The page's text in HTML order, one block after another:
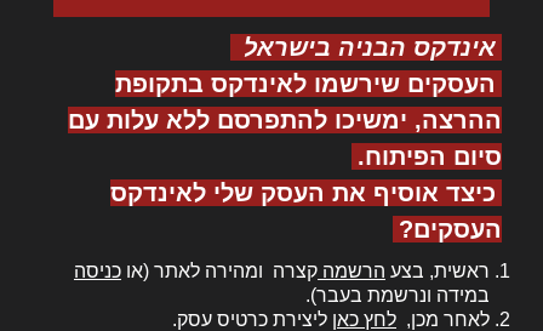
אינדקס הבניה בישראל
העסקים שירשמו לאינדקס בתקופת
ההרצה, ימשיכו להתפרסם ללא עלות עם
סיום הפיתוח.
כיצד אוסיף את העסק שלי לאינדקס
העסקים?
ראשית, בצע הרשמה קצרה ומהירה לאתר (או כניסה
במידה ונרשמת בעבר).
לאחר מכן, לחץ כאן ליצירת כרטיס עסק.